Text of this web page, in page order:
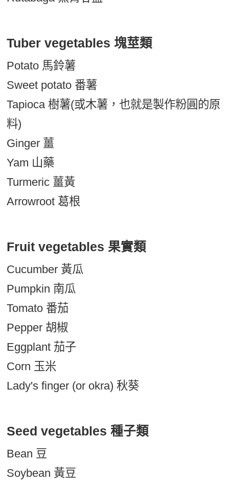
Tuber vegetables 塊莖類
Potato 馬鈴薯
Sweet potato 番薯
Tapioca 樹薯(或木薯，也就是製作粉圓的原
料)
Ginger 薑
Yam 山藥
Turmeric 薑黃
Arrowroot 葛根
Fruit vegetables 果實類
Cucumber 黃瓜
Pumpkin 南瓜
Tomato 番茄
Pepper 胡椒
Eggplant 茄子
Corn 玉米
Lady's finger (or okra) 秋葵
Seed vegetables 種子類
Bean 豆
Soybean 黃豆